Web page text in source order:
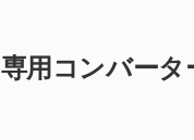
専用コンバータ